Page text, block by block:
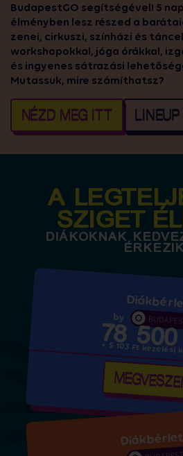
BudapestGO segítségével! 5
élményben lesz részed a
zenei, cirkuszi, színházi és
workshopokkal, jóga órákkal,
és ingyenes sátrazási
Mutassuk, mire számíthatsz?
NÉZD MEG ITT
A
SZIGET
DIÁKOKNAK
ÉRKEZIK
78
+ 5 103 Ft kezelési
Diákbérlet